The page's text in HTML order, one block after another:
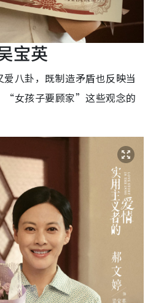
宝英
八卦，既制造矛盾也反映当
女孩子要顾家”这些观念的